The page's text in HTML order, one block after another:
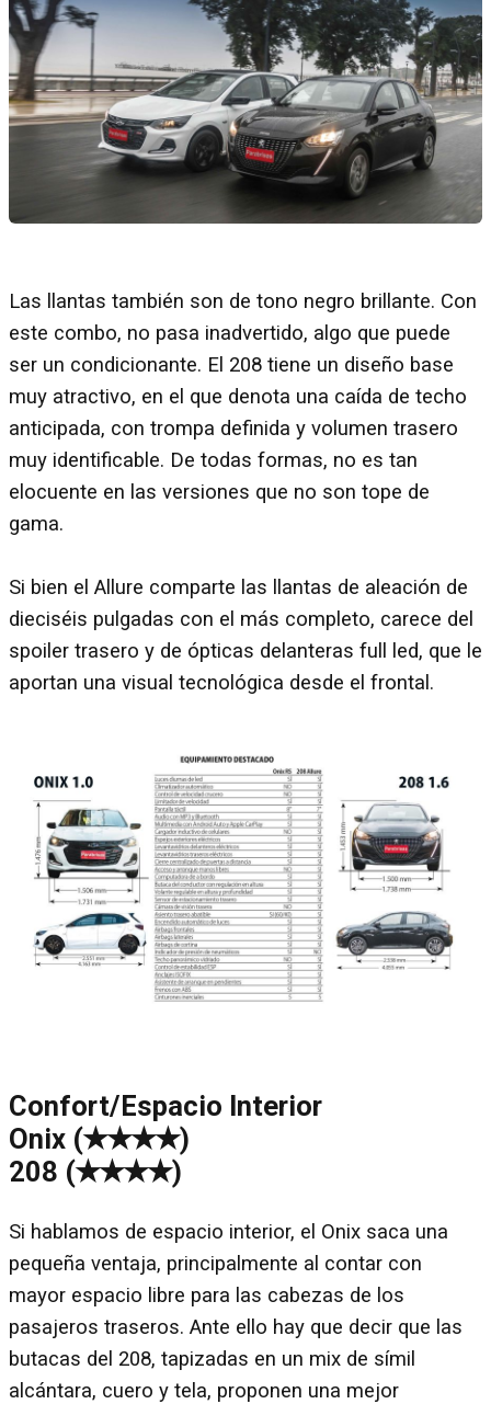
Las llantas también son de tono negro brillante. Con
este combo, no pasa inadvertido, algo que puede
ser un condicionante. El 208 tiene un diseño base
muy atractivo, en el que denota una caída de techo
anticipada, con trompa definida y volumen trasero
muy identificable. De todas formas, no es tan
elocuente en las versiones que no son tope de
gama.
Si bien el Allure comparte las llantas de aleación de
dieciséis pulgadas con el más completo, carece del
spoiler trasero y de ópticas delanteras full led, que le
aportan una visual tecnológica desde el frontal.
Confort/Espacio Interior
Onix (✭✭✭✭)
208 (✭✭✭✭)
Si hablamos de espacio interior, el Onix saca una
pequeña ventaja, principalmente al contar con
mayor espacio libre para las cabezas de los
pasajeros traseros. Ante ello hay que decir que las
butacas del 208, tapizadas en un mix de símil
alcántara, cuero y tela, proponen una mejor